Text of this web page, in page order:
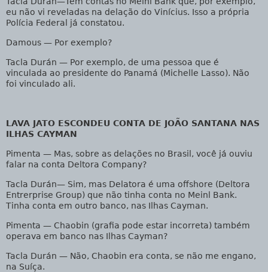
eu não vi reveladas na delação do Vinícius. Isso a própria
Polícia Federal já constatou.
Damous — Por exemplo?
Tacla Durán — Por exemplo, de uma pessoa que é
vinculada ao presidente do Panamá (Michelle Lasso). Não
foi vinculado ali.
LAVA JATO ESCONDEU CONTA DE JOÃO SANTANA NAS
ILHAS CAYMAN
Pimenta — Mas, sobre as delações no Brasil, você já ouviu
falar na conta Deltora Company?
Tacla Durán— Sim, mas Delatora é uma offshore (Deltora
Entrerprise Group) que não tinha conta no Meinl Bank.
Tinha conta em outro banco, nas Ilhas Cayman.
Pimenta — Chaobin (grafia pode estar incorreta) também
operava em banco nas Ilhas Cayman?
Tacla Durán — Não, Chaobin era conta, se não me engano,
na Suíça.